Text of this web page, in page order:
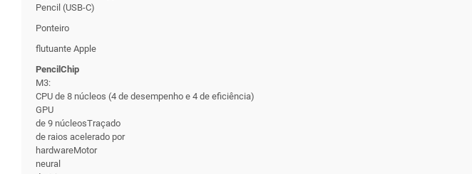
Pencil (USB-C)
Ponteiro
flutuante Apple
PencilChip
M3:
CPU de 8 núcleos (4 de desempenho e 4 de eficiência)
GPU
de 9 núcleosTraçado
de raios acelerado por
hardwareMotor
neural